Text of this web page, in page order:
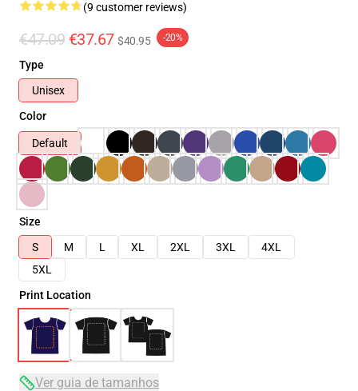
(9 customer reviews)
€47.09 €37.67 $40.95 -20%
Type
Unisex
Color
Default
Size
S
M L XL 2XL 3XL
4XL
5XL
Print Location
Ver guia de tamanhos